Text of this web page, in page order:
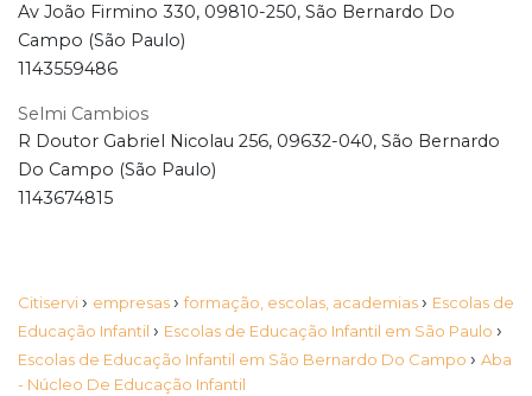
Av João Firmino 330, 09810-250, São Bernardo Do
Campo (São Paulo)
1143559486
Selmi Cambios
R Doutor Gabriel Nicolau 256, 09632-040, São Bernardo
Do Campo (São Paulo)
1143674815
Citiservi › empresas ›formação, escolas, academias › Escolas de
Educação Infantil › Escolas de Educação Infantil em São Paulo ›
Escolas de Educação Infantil em São Bernardo Do Campo › Aba
- Núcleo De Educação Infantil